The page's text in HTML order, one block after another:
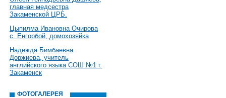
главная медсестра
Закаменской ЦРБ.
Цыпилма Ивановна Очирова
с. Енгорбой, домохозяйка
Надежда Бимбаевна
Доржиева, учитель
английского языка СОШ №1 г.
Закаменск
ФОТОГАЛЕРЕЯ